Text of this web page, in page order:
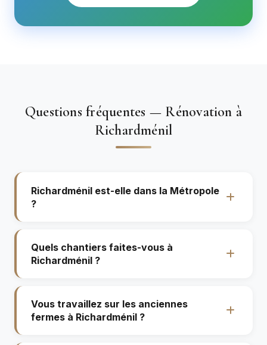
Questions fréquentes — Rénovation à
Richardménil
Richardménil est-elle dans la Métropole
?
Quels chantiers faites-vous à
Richardménil ?
Vous travaillez sur les anciennes
fermes à Richardménil ?